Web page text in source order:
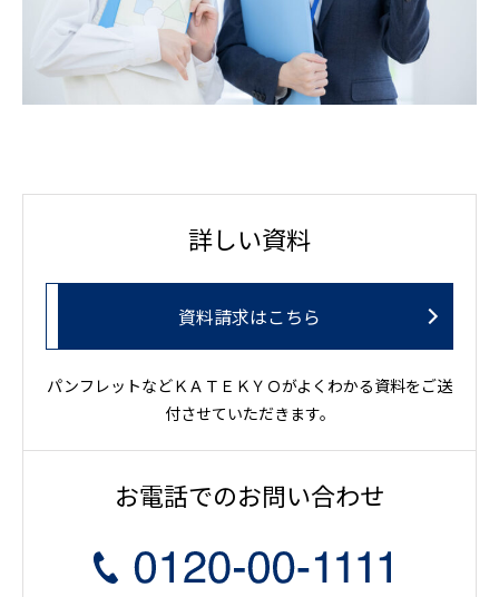
詳しい資料
資料請求はこちら
パンフレットなどＫＡＴＥＫＹＯがよくわかる資料をご送
付させていただきます。
お電話でのお問い合わせ